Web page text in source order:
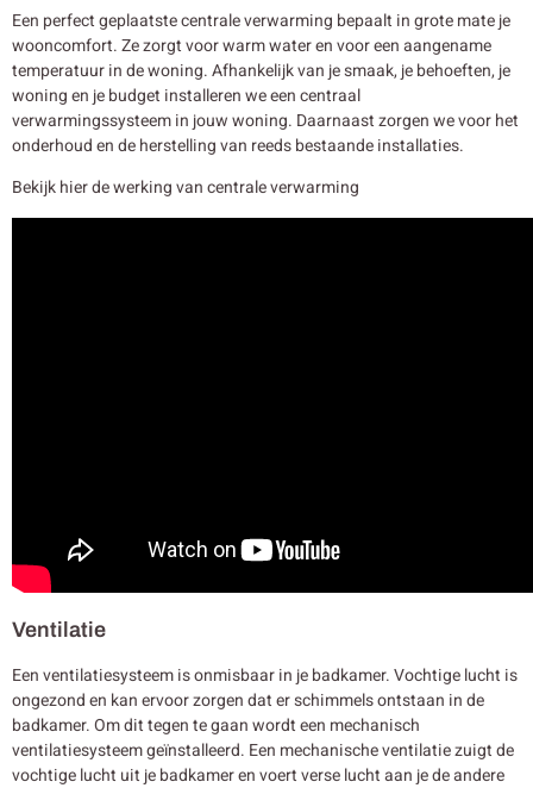
Een perfect geplaatste centrale verwarming bepaalt in grote mate je
wooncomfort. Ze zorgt voor warm water en voor een aangename
temperatuur in de woning. Afhankelijk van je smaak, je behoeften, je
woning en je budget installeren we een centraal
verwarmingssysteem in jouw woning. Daarnaast zorgen we voor het
onderhoud en de herstelling van reeds bestaande installaties.
Bekijk hier de werking van centrale verwarming
Ventilatie
Een ventilatiesysteem is onmisbaar in je badkamer. Vochtige lucht is
ongezond en kan ervoor zorgen dat er schimmels ontstaan in de
badkamer. Om dit tegen te gaan wordt een mechanisch
ventilatiesysteem geïnstalleerd. Een mechanische ventilatie zuigt de
vochtige lucht uit je badkamer en voert verse lucht aan je de andere